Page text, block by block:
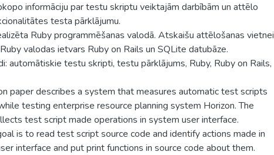
informāciju par testu skriptu veiktajām darbībām un attēlo
testa pārklājumu.
Ruby programmēšanas valodā. Atskaišu attēlošanas vietnei
valodas ietvars Ruby on Rails un SQLite datubāze.
automātiskie testu skripti, testu pārklājums, Ruby, Ruby on Rails,
paper describes a system that measures automatic test scripts
testing enterprise resource planning system Horizon. The
test script made operations in system user interface.
is to read test script source code and identify actions made in
interface and put print functions in source code about them.